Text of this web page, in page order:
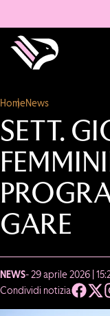
HomeNews
SETT.
GARE
NEWS- 29 aprile 2026 |
Condividi notizia